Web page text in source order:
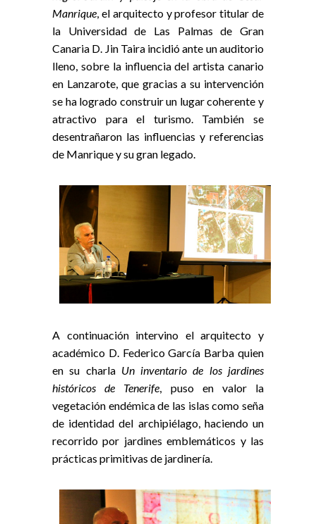
Manrique, el arquitecto y profesor titular de
la Universidad de Las Palmas de Gran
Canaria D. Jin Taira incidió ante un auditorio
lleno, sobre la influencia del artista canario
en Lanzarote, que gracias a su intervención
se ha logrado construir un lugar coherente y
atractivo para el turismo. También se
desentrañaron las influencias y referencias
de Manrique y su gran legado.
A continuación intervino el arquitecto y
académico D. Federico García Barba quien
en su charla Un inventario de los jardines
históricos de Tenerife, puso en valor la
vegetación endémica de las islas como seña
de identidad del archipiélago, haciendo un
recorrido por jardines emblemáticos y las
prácticas primitivas de jardinería.